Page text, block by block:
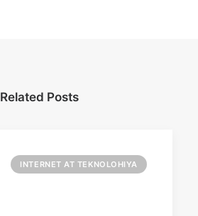
Related Posts
INTERNET AT TEKNOLOHIYA